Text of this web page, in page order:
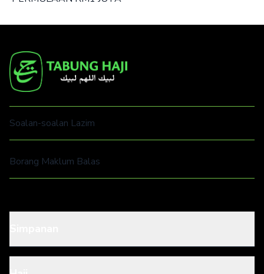
Soalan-soalan Lazim
Borang Maklum Balas